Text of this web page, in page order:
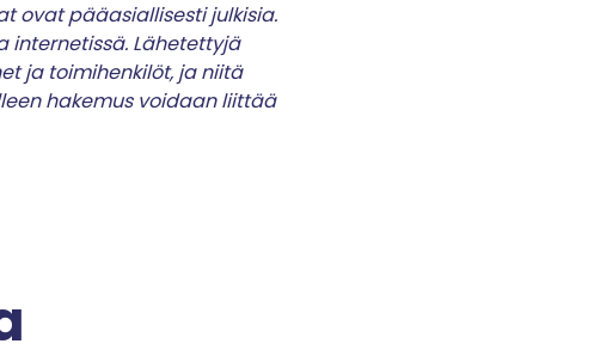
ovat pääasiallisesti julkisia.
internetissä. Lähetettyjä
ja toimihenkilöt, ja niitä
hakemus voidaan liittää